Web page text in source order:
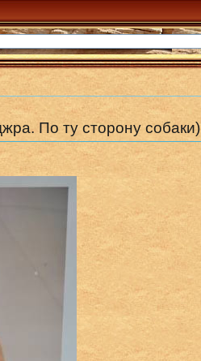
По ту сторону собаки)